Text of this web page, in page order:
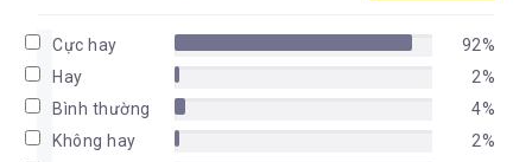
Cực hay
92%
Hay
2%
Bình thường
4%
Không hay
2%